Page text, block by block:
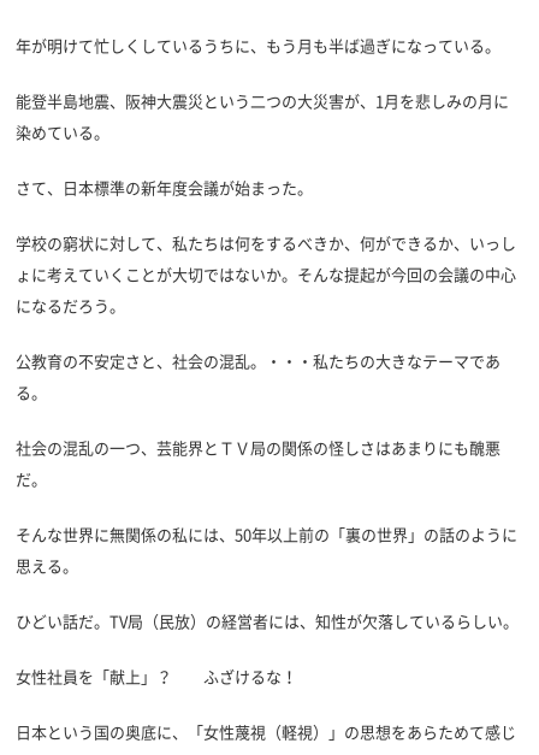
年が明けて忙しくしているうちに、もう月も半ば過ぎになっている。
能登半島地震、阪神大震災という二つの大災害が、1月を悲しみの月に
染めている。
さて、日本標準の新年度会議が始まった。
学校の窮状に対して、私たちは何をするべきか、何ができるか、いっし
ょに考えていくことが大切ではないか。そんな提起が今回の会議の中心
になるだろう。
公教育の不安定さと、社会の混乱。・・・私たちの大きなテーマであ
る。
社会の混乱の一つ、芸能界とＴＶ局の関係の怪しさはあまりにも醜悪
だ。
そんな世界に無関係の私には、50年以上前の「裏の世界」の話のように
思える。
ひどい話だ。TV局（民放）の経営者には、知性が欠落しているらしい。
女性社員を「献上」？ ふざけるな！
日本という国の奥底に、「女性蔑視（軽視）」の思想をあらためて感じ